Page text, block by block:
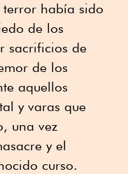
había sido
de los
sacrificios de
de los
aquellos
y varas que
una vez
y el
curso.